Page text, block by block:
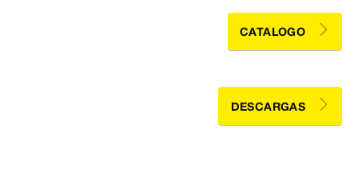
CATALOGO
DESCARGAS